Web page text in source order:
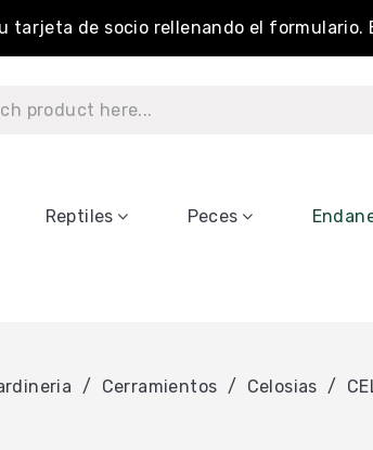
tarjeta de socio rellenando el formulario.
Reptiles Peces
Cerramientos Celosias